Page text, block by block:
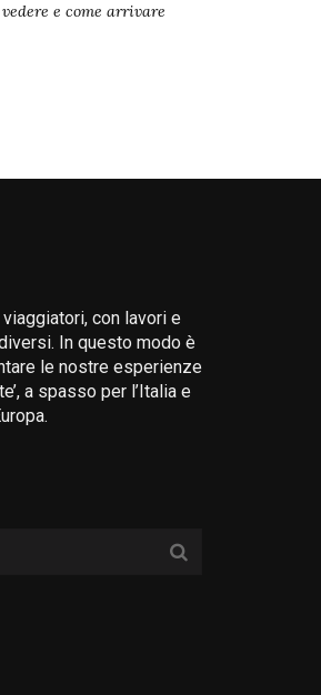
e come arrivare
con lavori e
In questo modo è
le nostre esperienze
a spasso per l’Italia e